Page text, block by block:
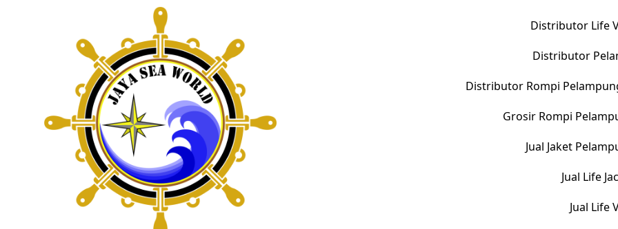
Distributor Life
Distributor
Distributor Rompi
Grosir Rompi
Jual Jaket
Jual Life
Jual Life